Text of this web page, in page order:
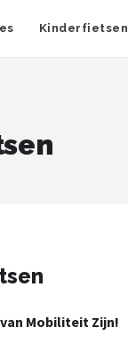
Kinderfietsen
Mobiliteit Zijn!